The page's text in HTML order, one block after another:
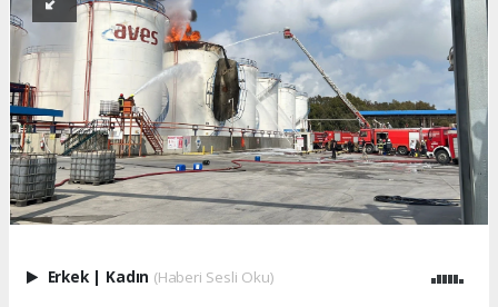
Erkek | Kadın (Haberi Sesli Oku)